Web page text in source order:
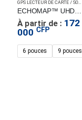
À partir de : 172
000 CFP
6 pouces 9 pouces